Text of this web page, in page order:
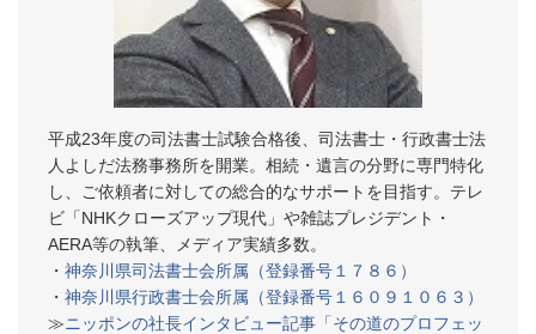
平成23年度の司法書士試験合格後、司法書士・行政書士法
人よしだ法務事務所を開業。相続・遺言の分野に専門特化
し、ご依頼者に対しての総合的なサポートを目指す。テレ
ビ「NHKクローズアップ現代」や雑誌プレジデント・
AERA等の執筆、メディア実績多数。
・ 神奈川県司法書士会所属（登録番号１７８６）
・ 神奈川県行政書士会所属（登録番号１６０９１０６３）
≫ニッポンの社長インタビュー記事「その道のプロフェッ